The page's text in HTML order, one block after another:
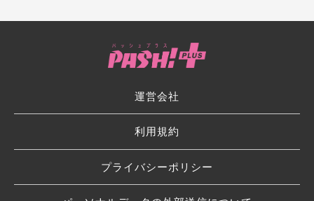
運営会社
利用規約
プライバシーポリシー